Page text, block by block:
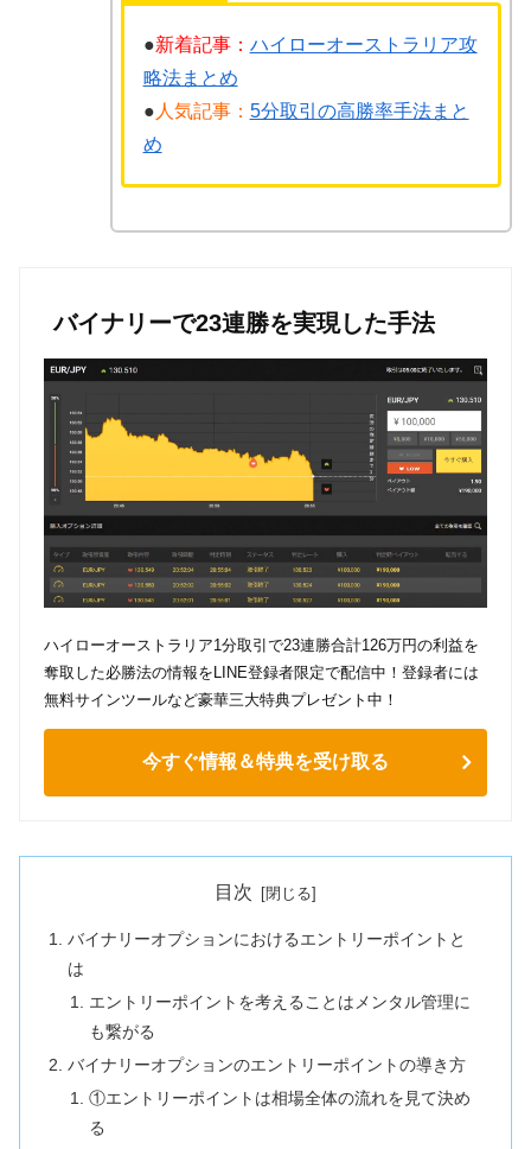
●新着記事： ハイローオーストラリア攻
略法まとめ
● 人気記事： 5分取引の高勝率手法まと
め
バイナリーで23連勝を実現した手法
ハイローオーストラリア1分取引で23連勝合計126万円の利益を
奪取した必勝法の情報をLINE登録者限定で配信中！登録者には
無料サインツールなど豪華三大特典プレゼント中！
今すぐ情報＆特典を受け取る
目次
バイナリーオプションにおけるエントリーポイントと
は
エントリーポイントを考えることはメンタル管理に
も繋がる
バイナリーオプションのエントリーポイントの導き方
①エントリーポイントは相場全体の流れを見て決め
る